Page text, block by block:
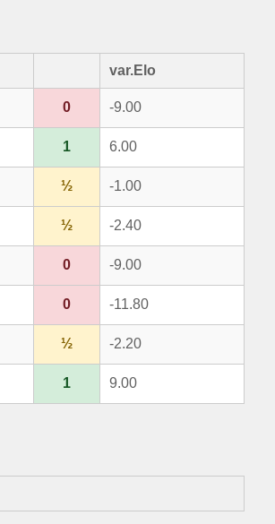
var.Elo
0 -9.00
1 6.00
½ -1.00
½ -2.40
0 -9.00
0 -11.80
½ -2.20
1 9.00